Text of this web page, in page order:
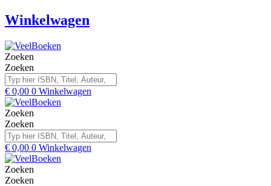
Winkelwagen
Zoeken
Zoeken
€ 0,00 0 Winkelwagen
Zoeken
Zoeken
€ 0,00 0 Winkelwagen
Zoeken
Zoeken